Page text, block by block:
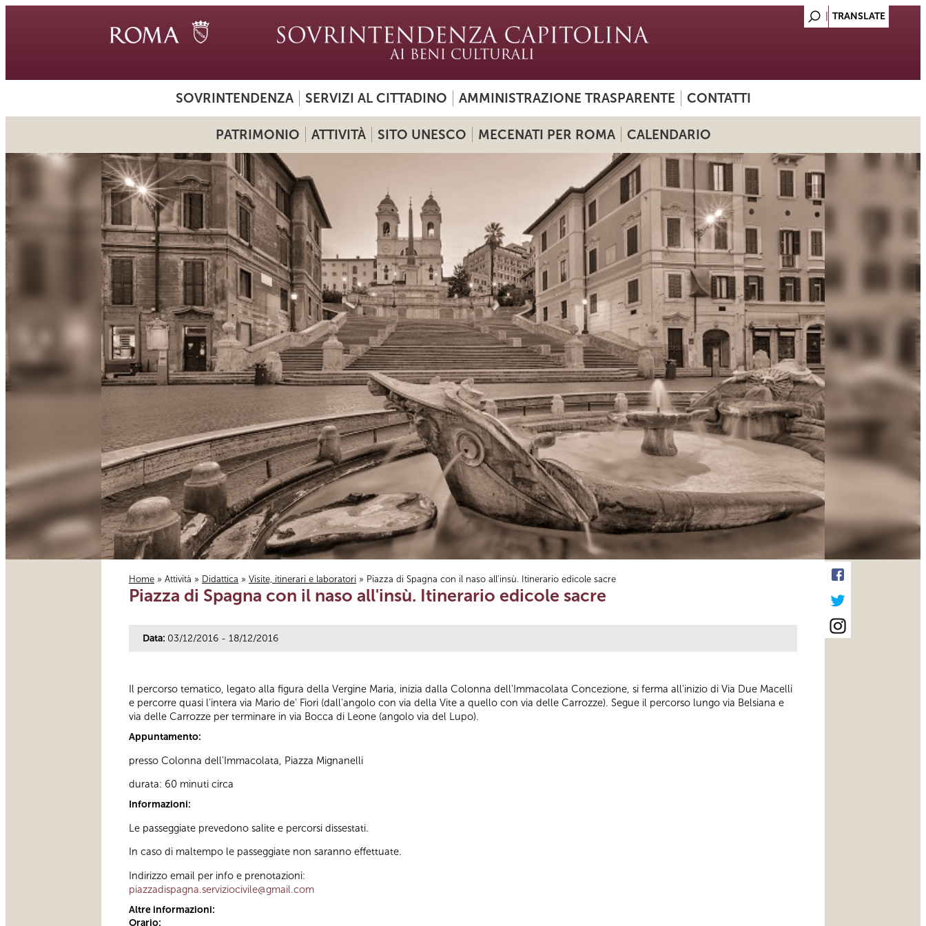
SOVRINTENDENZA SERVIZI AL CITTADINO AMMINISTRAZIONE TRASPARENTE CONTATTI
PATRIMONIO ATTIVITÀ SITO UNESCO MECENATI PER ROMA CALENDARIO
Tu sei qui
Home » Attività » Didattica » Visite, itinerari e laboratori » Piazza di Spagna con il naso all'insù. Itinerario edicole sacre
Piazza di Spagna con il naso all'insù. Itinerario edicole sacre
Data: 03/12/2016 - 18/12/2016
Il percorso tematico, legato alla figura della Vergine Maria, inizia dalla Colonna dell'Immacolata Concezione, si ferma all'inizio di Via Due Macelli
e percorre quasi l'intera via Mario de' Fiori (dall'angolo con via della Vite a quello con via delle Carrozze). Segue il percorso lungo via Belsiana e
via delle Carrozze per terminare in via Bocca di Leone (angolo via del Lupo).
Appuntamento:
presso Colonna dell'Immacolata, Piazza Mignanelli
durata: 60 minuti circa
Informazioni:
Le passeggiate prevedono salite e percorsi dissestati.
In caso di maltempo le passeggiate non saranno effettuate.
Indirizzo email per info e prenotazioni:
piazzadispagna.serviziocivile@gmail.com
Altre informazioni:
Orario: